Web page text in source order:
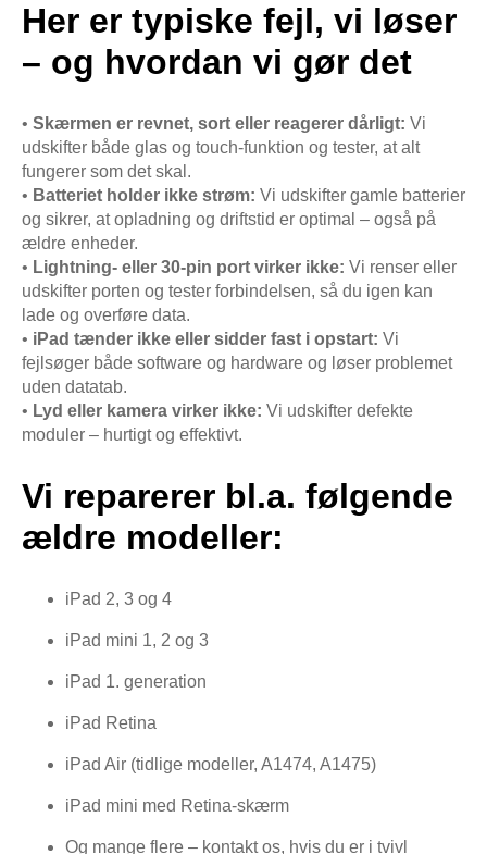
Her er typiske fejl, vi løser
– og hvordan vi gør det
• Skærmen er revnet, sort eller reagerer dårligt: Vi
udskifter både glas og touch-funktion og tester, at alt
fungerer som det skal.
• Batteriet holder ikke strøm: Vi udskifter gamle batterier
og sikrer, at opladning og driftstid er optimal – også på
ældre enheder.
• Lightning- eller 30-pin port virker ikke: Vi renser eller
udskifter porten og tester forbindelsen, så du igen kan
lade og overføre data.
• iPad tænder ikke eller sidder fast i opstart: Vi
fejlsøger både software og hardware og løser problemet
uden datatab.
• Lyd eller kamera virker ikke: Vi udskifter defekte
moduler – hurtigt og effektivt.
Vi reparerer bl.a. følgende
ældre modeller:
iPad 2, 3 og 4
iPad mini 1, 2 og 3
iPad 1. generation
iPad Retina
iPad Air (tidlige modeller, A1474, A1475)
iPad mini med Retina-skærm
Og mange flere – kontakt os, hvis du er i tvivl